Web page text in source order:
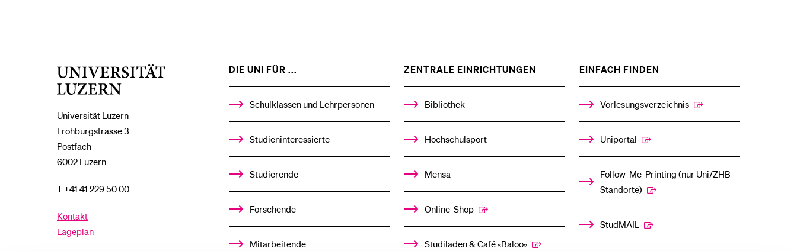
Universität Luzern
Frohburgstrasse 3
Postfach
6002 Luzern
T +41 41 229 50 00
Kontakt
Lageplan
DIE UNI FÜR ...
%1$S
UNTERMENÜ
Schulklassen und Lehrpersonen
Studieninteressierte
Studierende
Forschende
Mitarbeitende
ZENTRALE EINRICHTUNGEN
%1$S
UNTERMENÜ
Bibliothek
Hochschulsport
Mensa
Online-Shop
Studiladen & Café «Baloo»
EINFACH FINDEN
%1$S
UNTERMENÜ
Vorlesungsverzeichnis
Uniportal
Follow-Me-Printing­ ­(nur Uni/ZHB-
Standorte)
StudMAIL